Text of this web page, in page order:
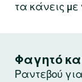
τα κάνεις με
Φαγητό
Ραντεβού